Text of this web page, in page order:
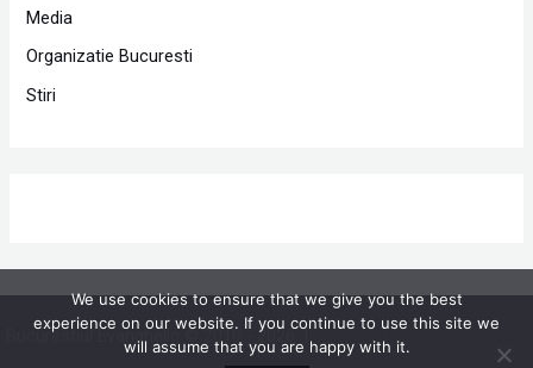
Media
Organizatie Bucuresti
Stiri
Bucurestiul Evanghelic © 2010 - 2026 |Powered by Proclamedia.ro
We use cookies to ensure that we give you the best
experience on our website. If you continue to use this site we
will assume that you are happy with it.